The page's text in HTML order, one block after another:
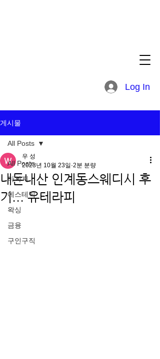
Log In
게시물
All Posts
마사지
에스테틱
왁싱
금융
구인구직
All Posts
내돈내산 인계동스웨디시 후
기... 유테라피
우 성
2023년 10월 23일 2분 분량